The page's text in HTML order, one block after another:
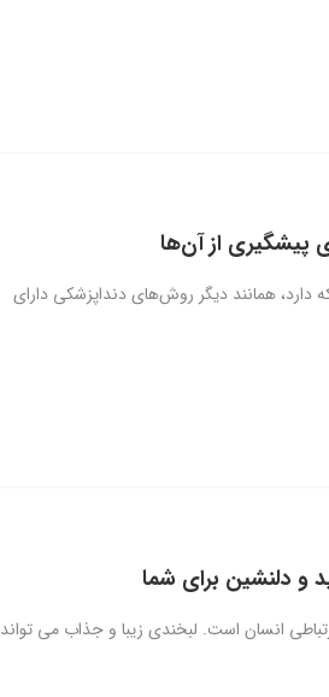
پیشگیری از آن‌ها
دارد، همانند دیگر روش‌های دنداپزشکی دارای
و دلنشین برای شما
انسان است. لبخندی زیبا و جذاب می تواند